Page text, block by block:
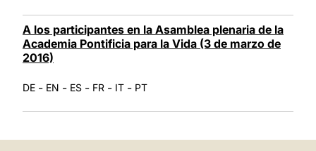
A los participantes en la Asamblea plenaria de la
Academia Pontificia para la Vida (3 de marzo de
2016)
DE - EN - ES - FR - IT - PT